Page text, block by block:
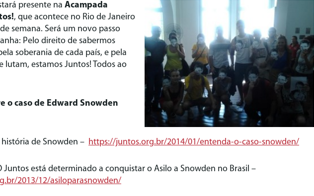
presente na Acampada
, que acontece no Rio de Janeiro
semana. Será um novo passo
Pelo direito de sabermos
soberania de cada país, e pela
lutam, estamos Juntos! Todos ao
o caso de Edward Snowden
de Snowden – https://juntos.org.br/2014/01/entenda-o-caso-snowden/
Juntos está determinado a conquistar o Asilo a Snowden no Brasil –
2013/12/asiloparasnowden/